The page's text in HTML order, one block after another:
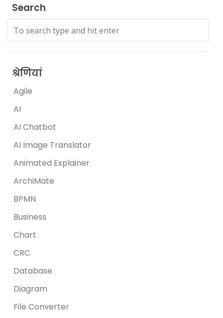
Search
श्रेणियां
Agile
AI
AI Chatbot
AI Image Translator
Animated Explainer
ArchiMate
BPMN
Business
Chart
CRC
Database
Diagram
File Converter